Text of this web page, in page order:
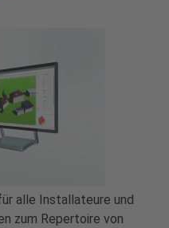
alle Installateure und
zum Repertoire von